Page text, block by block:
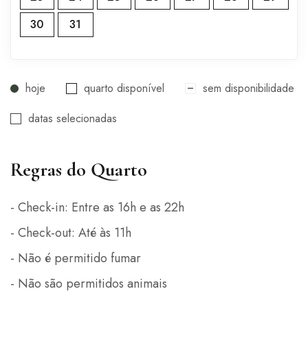
30
31
hoje quarto disponível
sem disponibilidade
datas selecionadas
Regras do Quarto
- Check-in: Entre as 16h e as 22h
- Check-out: Até às 11h
- Não é permitido fumar
- Não são permitidos animais